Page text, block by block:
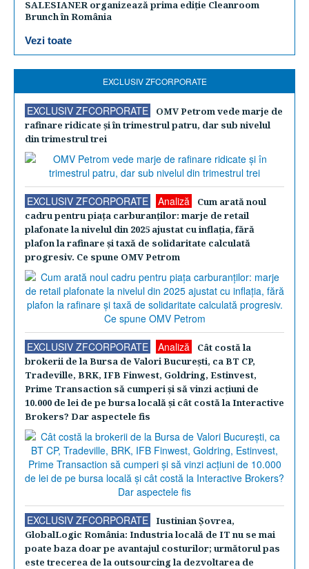
SALESIANER organizează prima ediție Cleanroom
Brunch în România
Vezi toate
EXCLUSIV ZFCORPORATE
EXCLUSIV ZFCORPORATE
OMV Petrom vede marje de
rafinare ridicate şi în trimestrul patru, dar sub nivelul
din trimestrul trei
EXCLUSIV ZFCORPORATE Analiză
Cum arată noul
cadru pentru piaţa carburanţilor: marje de retail
plafonate la nivelul din 2025 ajustat cu inflaţia, fără
plafon la rafinare şi taxă de solidaritate calculată
progresiv. Ce spune OMV Petrom
EXCLUSIV ZFCORPORATE Analiză
Cât costă la
brokerii de la Bursa de Valori Bucureşti, ca BT CP,
Tradeville, BRK, IFB Finwest, Goldring, Estinvest,
Prime Transaction să cumperi şi să vinzi acţiuni de
10.000 de lei de pe bursa locală şi cât costă la Interactive
Brokers? Dar aspectele fis
EXCLUSIV ZFCORPORATE
Iustinian Şovrea,
GlobalLogic România: Industria locală de IT nu se mai
poate baza doar pe avantajul costurilor; următorul pas
este trecerea de la outsourcing la dezvoltarea de